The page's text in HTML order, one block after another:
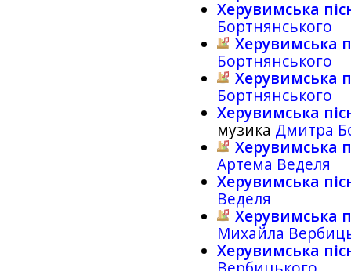
Херувимська
Бортнянського
Херувимська
Бортнянського
Херувимська
Бортнянського
Херувимська
музика Дмитра
Херувимська
Артема Веделя
Херувимська
Веделя
Херувимська
Михайла
Херувимська